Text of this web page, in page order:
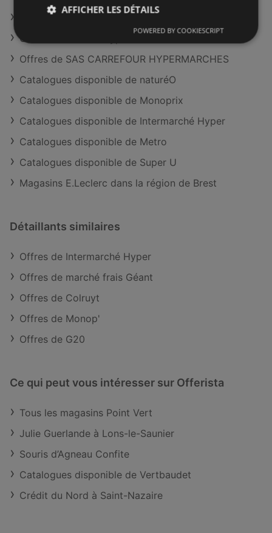
Offres de E.Leclerc
Offres de Auchan Hypermarché
Offres de SAS CARREFOUR HYPERMARCHES
Catalogues disponible de naturéO
Catalogues disponible de Monoprix
Catalogues disponible de Intermarché Hyper
Catalogues disponible de Metro
Catalogues disponible de Super U
Magasins E.Leclerc dans la région de Brest
Détaillants similaires
Offres de Intermarché Hyper
Offres de marché frais Géant
Offres de Colruyt
Offres de Monop'
Offres de G20
Ce qui peut vous intéresser sur Offerista
Tous les magasins Point Vert
Julie Guerlande à Lons-le-Saunier
Souris d’Agneau Confite
Catalogues disponible de Vertbaudet
Crédit du Nord à Saint-Nazaire
AFFICHER LES DÉTAILS
POWERED BY COOKIESCRIPT